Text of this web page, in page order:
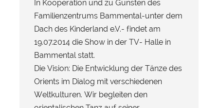
In Kooperation und zu Gunsten des
Familienzentrums Bammental-unter dem
Dach des Kinderland e.V.- findet am
19.07.2014 die Show in der TV- Halle in
Bammental statt.
Die Vision: Die Entwicklung der Tänze des
Orients im Dialog mit verschiedenen
Weltkulturen. Wir begleiten den